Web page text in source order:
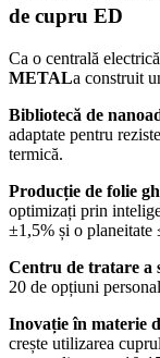
de cupru ED
Ca o centrală
METALa construit
Bibliotecă de
adaptate pentru
termică.
Producție de folie
optimizați prin
±1,5% și o planeitate
Centru de tratare a
20 de opțiuni
Inovație în materie
crește utilizarea